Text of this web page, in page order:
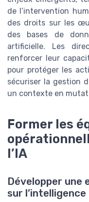
de l’intervention
des droits sur les
des bases de
artificielle. Les
renforcer leur
pour protéger les
sécuriser la gestion
un contexte en
Former les
l’IA
Développer une
sur